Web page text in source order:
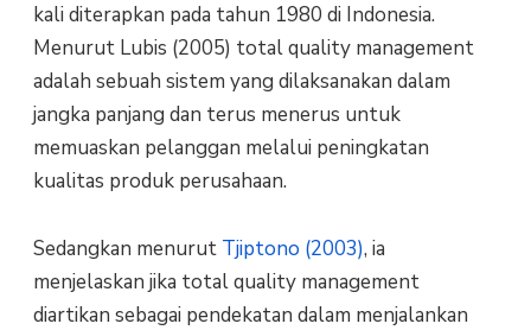
kali diterapkan pada tahun 1980 di Indonesia.
Menurut Lubis (2005) total quality management
adalah sebuah sistem yang dilaksanakan dalam
jangka panjang dan terus menerus untuk
memuaskan pelanggan melalui peningkatan
kualitas produk perusahaan.
Sedangkan menurut Tjiptono (2003), ia
menjelaskan jika total quality management
diartikan sebagai pendekatan dalam menjalankan